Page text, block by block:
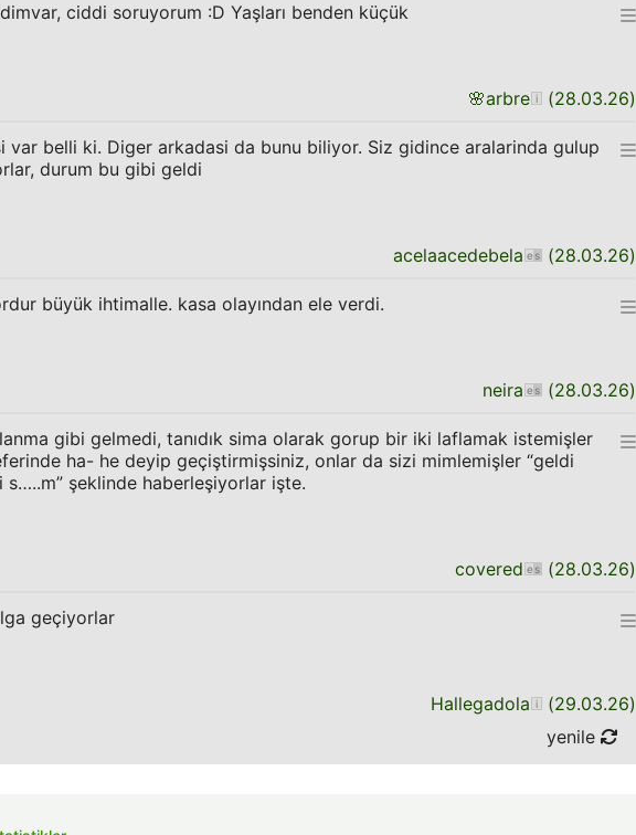
ciddi soruyorum :D Yaşları benden küçük
🌸arbre (28.03.26)
var belli ki. Diger arkadasi da bunu biliyor. Siz gidince aralarinda gulup
durum bu gibi geldi
acelaacedebela (28.03.26)
büyük ihtimalle. kasa olayından ele verdi.
neira (28.03.26)
gibi gelmedi, tanıdık sima olarak gorup bir iki laflamak istemişler
ha- he deyip geçiştirmişsiniz, onlar da sizi mimlemişler “geldi
s…..m” şeklinde haberleşiyorlar işte.
covered (28.03.26)
geçiyorlar
Hallegadola (29.03.26)
yenile